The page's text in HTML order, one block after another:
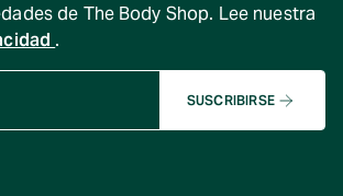
de The Body Shop. Lee nuestra
.
SUSCRIBIRSE